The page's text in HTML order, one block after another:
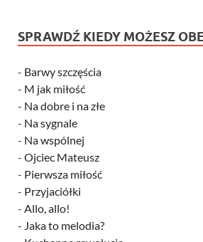
SPRAWDŹ KIEDY MOŻESZ
- Barwy szczęścia
- M jak miłość
- Na dobre i na złe
- Na sygnale
- Na wspólnej
- Ojciec Mateusz
- Pierwsza miłość
- Przyjaciółki
- Allo, allo!
- Jaka to melodia?